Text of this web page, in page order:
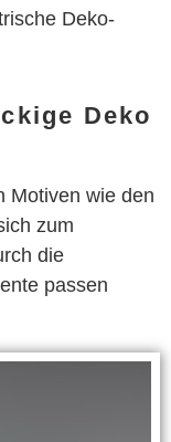
Deko-
Deko
Motiven wie den
zum
die
passen